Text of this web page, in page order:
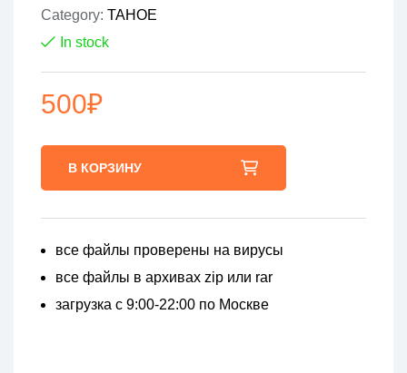
Category: TAHOE
In stock
500₽
В КОРЗИНУ
все файлы проверены на вирусы
все файлы в архивах zip или rar
загрузка с 9:00-22:00 по Москве